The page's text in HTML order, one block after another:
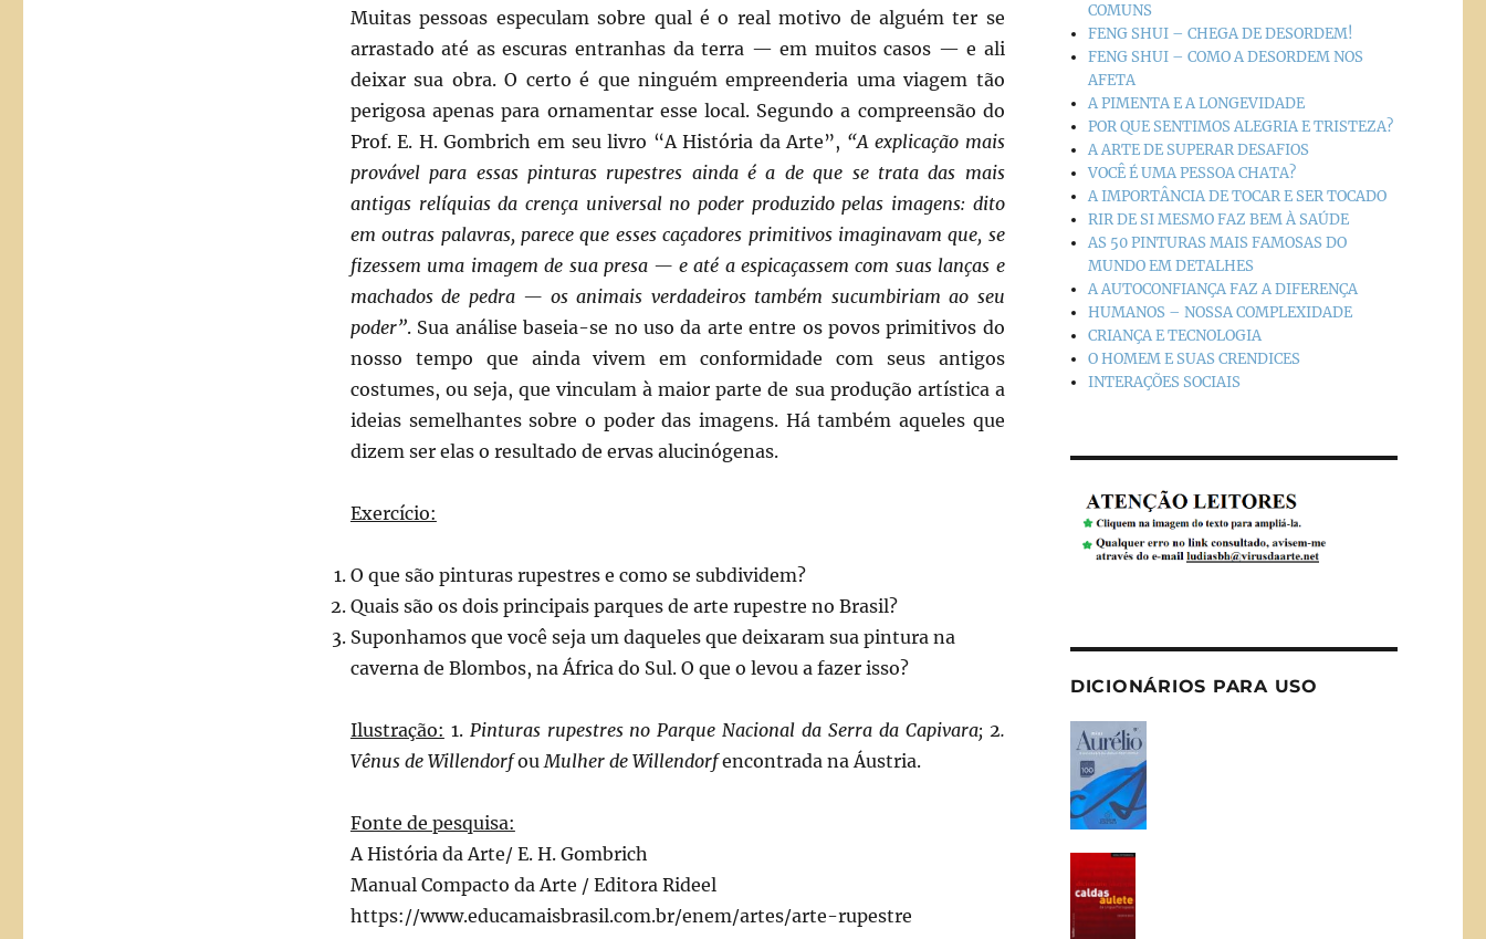
Muitas pessoas especulam sobre qual é o real motivo de alguém ter se
arrastado até as escuras entranhas da terra — em muitos casos — e ali
deixar sua obra. O certo é que ninguém empreenderia uma viagem tão
perigosa apenas para ornamentar esse local. Segundo a compreensão do
Prof. E. H. Gombrich em seu livro “A História da Arte”, “A explicação mais
provável para essas pinturas rupestres ainda é a de que se trata das mais
antigas relíquias da crença universal no poder produzido pelas imagens: dito
em outras palavras, parece que esses caçadores primitivos imaginavam que, se
fizessem uma imagem de sua presa — e até a espicaçassem com suas lanças e
machados de pedra — os animais verdadeiros também sucumbiriam ao seu
poder”. Sua análise baseia-se no uso da arte entre os povos primitivos do
nosso tempo que ainda vivem em conformidade com seus antigos
costumes, ou seja, que vinculam à maior parte de sua produção artística a
ideias semelhantes sobre o poder das imagens. Há também aqueles que
dizem ser elas o resultado de ervas alucinógenas.
Exercício:
O que são pinturas rupestres e como se subdividem?
Quais são os dois principais parques de arte rupestre no Brasil?
Suponhamos que você seja um daqueles que deixaram sua pintura na
caverna de Blombos, na África do Sul. O que o levou a fazer isso?
Ilustração: 1. Pinturas rupestres no Parque Nacional da Serra da Capivara; 2.
Vênus de WillendorfouMulher de Willendorfencontrada na Áustria.
Fonte de pesquisa:
A História da Arte/ E. H. Gombrich
Manual Compacto da Arte / Editora Rideel
https://www.educamaisbrasil.com.br/enem/artes/arte-rupestre
COMUNS
FENG SHUI – CHEGA DE DESORDEM!
FENG SHUI – COMO A DESORDEM NOS
AFETA
A PIMENTA E A LONGEVIDADE
POR QUE SENTIMOS ALEGRIA E TRISTEZA?
A ARTE DE SUPERAR DESAFIOS
VOCÊ É UMA PESSOA CHATA?
A IMPORTÂNCIA DE TOCAR E SER TOCADO
RIR DE SI MESMO FAZ BEM À SAÚDE
AS 50 PINTURAS MAIS FAMOSAS DO
MUNDO EM DETALHES
A AUTOCONFIANÇA FAZ A DIFERENÇA
HUMANOS – NOSSA COMPLEXIDADE
CRIANÇA E TECNOLOGIA
O HOMEM E SUAS CRENDICES
INTERAÇÕES SOCIAIS
DICIONÁRIOS PARA USO